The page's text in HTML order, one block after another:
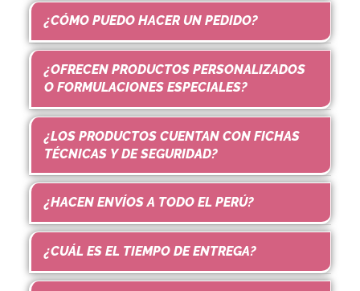
¿CÓMO PUEDO HACER UN PEDIDO?
¿OFRECEN PRODUCTOS PERSONALIZADOS
O FORMULACIONES ESPECIALES?
¿LOS PRODUCTOS CUENTAN CON FICHAS
TÉCNICAS Y DE SEGURIDAD?
¿HACEN ENVÍOS A TODO EL PERÚ?
¿CUÁL ES EL TIEMPO DE ENTREGA?